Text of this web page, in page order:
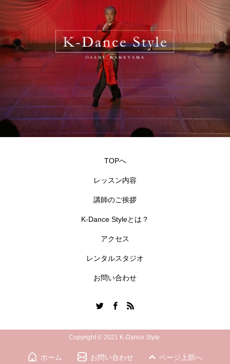
TOPへ
レッスン内容
講師のご挨拶
K-Dance Styleとは？
アクセス
レンタルスタジオ
お問い合わせ
Copyright © 2021 K-Dance Style.
ホーム お問い合わせ ページ上部へ